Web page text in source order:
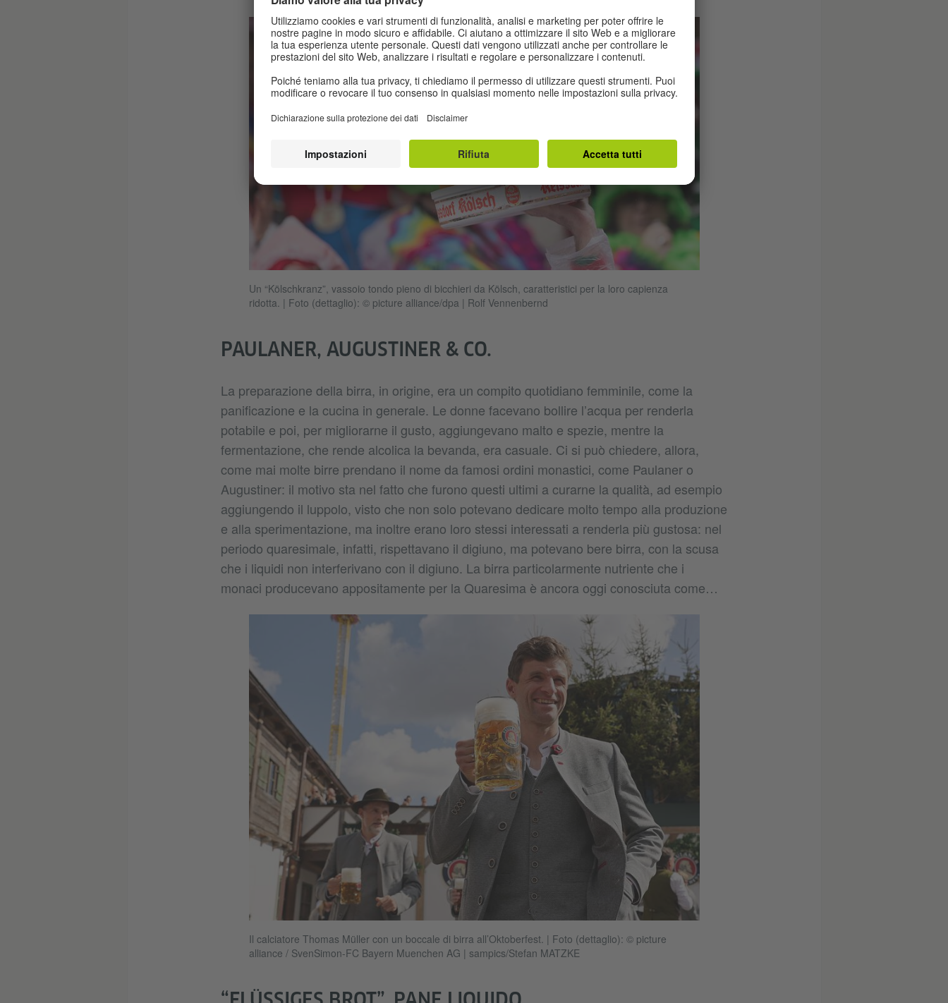
Un “Kölschkranz”, vassoio tondo pieno di bicchieri da Kölsch, caratteristici per la loro capienza
ridotta. | Foto (dettaglio): © picture alliance/dpa | Rolf Vennenbernd
PAULANER, AUGUSTINER & CO.
La preparazione della birra, in origine, era un compito quotidiano femminile, come la
panificazione e la cucina in generale. Le donne facevano bollire l’acqua per renderla
potabile e poi, per migliorarne il gusto, aggiungevano malto e spezie, mentre la
fermentazione, che rende alcolica la bevanda, era casuale. Ci si può chiedere, allora,
come mai molte birre prendano il nome da famosi ordini monastici, come Paulaner o
Augustiner: il motivo sta nel fatto che furono questi ultimi a curarne la qualità, ad esempio
aggiungendo il luppolo, visto che non solo potevano dedicare molto tempo alla produzione
e alla sperimentazione, ma inoltre erano loro stessi interessati a renderla più gustosa: nel
periodo quaresimale, infatti, rispettavano il digiuno, ma potevano bere birra, con la scusa
che i liquidi non interferivano con il digiuno. La birra particolarmente nutriente che i
monaci producevano appositamente per la Quaresima è ancora oggi conosciuta come…
Il calciatore Thomas Müller con un boccale di birra all’Oktoberfest. | Foto (dettaglio): © picture
alliance / SvenSimon-FC Bayern Muenchen AG | sampics/Stefan MATZKE